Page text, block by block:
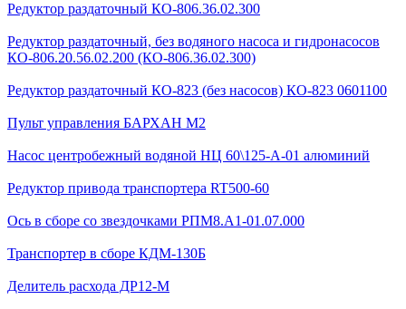
Редуктор раздаточный КО-806.36.02.300
Редуктор раздаточный, без водяного насоса и гидронасосов
КО-806.20.56.02.200 (КО-806.36.02.300)
Редуктор раздаточный КО-823 (без насосов) КО-823 0601100
Пульт управления БАРХАН М2
Насос центробежный водяной НЦ 60\125-А-01 алюминий
Редуктор привода транспортера RT500-60
Ось в сборе со звездочками РПМ8.А1-01.07.000
Транспортер в сборе КДМ-130Б
Делитель расхода ДР12-М